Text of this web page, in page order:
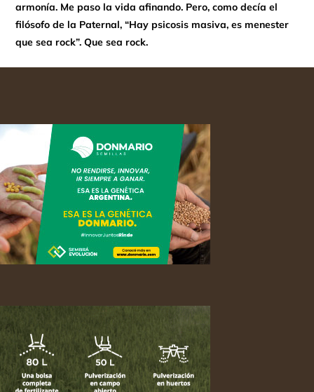
armonía. Me paso la vida afinando. Pero, como decía el
filósofo de la Paternal, “Hay psicosis masiva, es menester
que sea rock”. Que sea rock.